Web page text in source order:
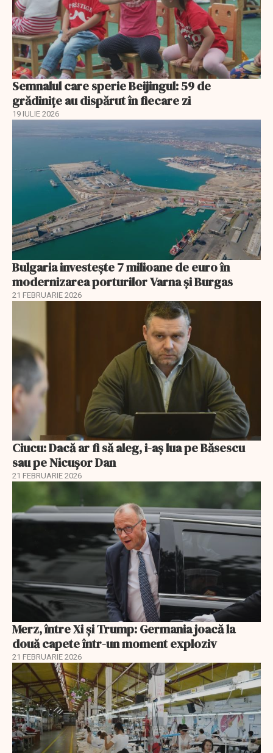
Semnalul care sperie Beijingul: 59 de
grădinițe au dispărut în fiecare zi
19 IULIE 2026
Bulgaria investește 7 milioane de euro în
modernizarea porturilor Varna și Burgas
21 FEBRUARIE 2026
Ciucu: Dacă ar fi să aleg, i-aș lua pe Băsescu
sau pe Nicușor Dan
21 FEBRUARIE 2026
Merz, între Xi și Trump: Germania joacă la
două capete într-un moment exploziv
21 FEBRUARIE 2026